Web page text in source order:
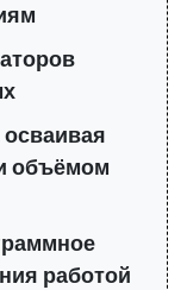
осваивая
объёмом
работой